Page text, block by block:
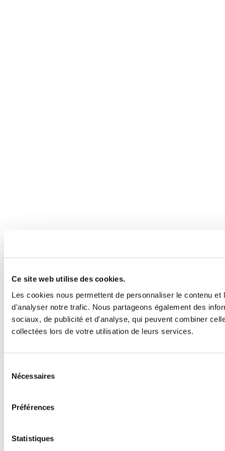
Ce site web utilise des cookies.
Les cookies nous permettent de personnaliser le contenu
d'analyser notre trafic. Nous partageons également des
sociaux, de publicité et d'analyse, qui peuvent combiner
collectées lors de votre utilisation de leurs services.
Nécessaires
Préférences
Statistiques